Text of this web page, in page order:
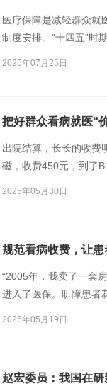
医疗保障是减轻群众就
制度安排。“十四五”时
2025年07月25日
把好群众看病就医“
出院结算，长长的收费
磁，收费450元，到了
2025年05月30日
规范看病收费，让
“2005年，我卖了一套
进入了医保。听障患者
2025年05月19日
赵宏委员：我国在